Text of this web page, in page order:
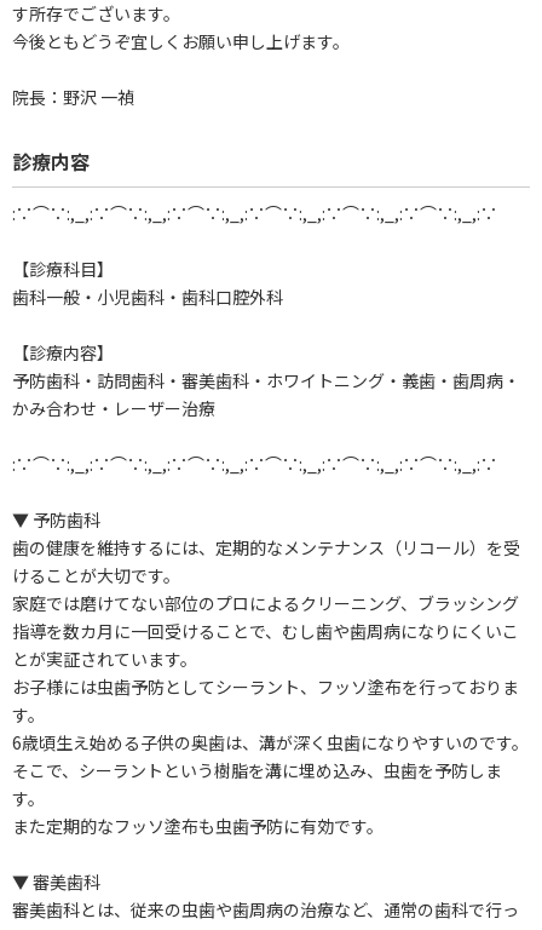
す所存でございます。
今後ともどうぞ宜しくお願い申し上げます。
院長：野沢 一禎
診療内容
:∵⌒∵:,_,:∵⌒∵:,_,:∵⌒∵:,_,:∵⌒∵:,_,:∵⌒∵:,_,:∵⌒∵:,_,:∵
【診療科目】
歯科一般・小児歯科・歯科口腔外科
【診療内容】
予防歯科・訪問歯科・審美歯科・ホワイトニング・義歯・歯周病・
かみ合わせ・レーザー治療
:∵⌒∵:,_,:∵⌒∵:,_,:∵⌒∵:,_,:∵⌒∵:,_,:∵⌒∵:,_,:∵⌒∵:,_,:∵
▼ 予防歯科
歯の健康を維持するには、定期的なメンテナンス（リコール）を受
けることが大切です。
家庭では磨けてない部位のプロによるクリーニング、ブラッシング
指導を数カ月に一回受けることで、むし歯や歯周病になりにくいこ
とが実証されています。
お子様には虫歯予防としてシーラント、フッソ塗布を行っておりま
す。
6歳頃生え始める子供の奥歯は、溝が深く虫歯になりやすいのです。
そこで、シーラントという樹脂を溝に埋め込み、虫歯を予防しま
す。
また定期的なフッソ塗布も虫歯予防に有効です。
▼ 審美歯科
審美歯科とは、従来の虫歯や歯周病の治療など、通常の歯科で行っ